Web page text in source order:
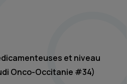
et niveau
Onco-Occitanie #34)